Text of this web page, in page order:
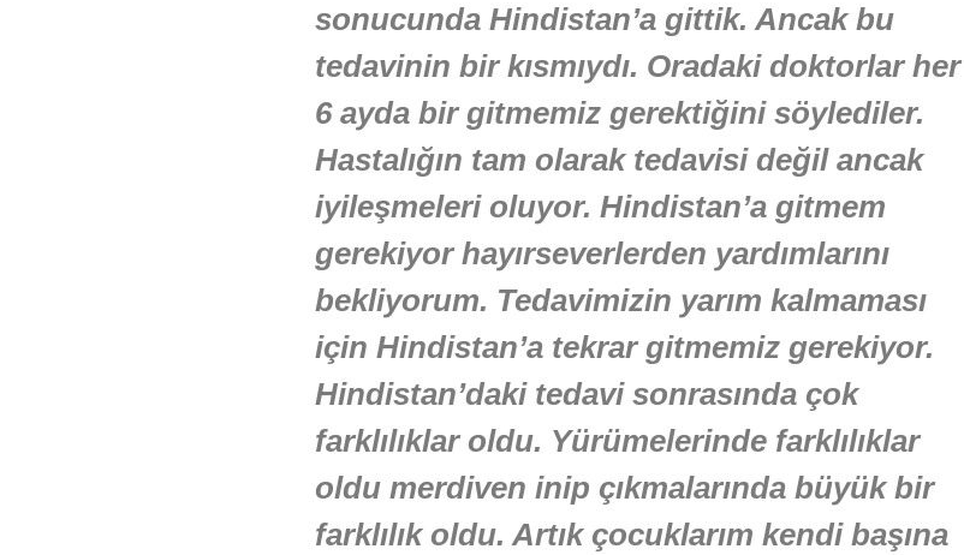
sonucunda Hindistan’a gittik. Ancak bu
tedavinin bir kısmıydı. Oradaki doktorlar her
6 ayda bir gitmemiz gerektiğini söylediler.
Hastalığın tam olarak tedavisi değil ancak
iyileşmeleri oluyor. Hindistan’a gitmem
gerekiyor hayırseverlerden yardımlarını
bekliyorum. Tedavimizin yarım kalmaması
için Hindistan’a tekrar gitmemiz gerekiyor.
Hindistan’daki tedavi sonrasında çok
farklılıklar oldu. Yürümelerinde farklılıklar
oldu merdiven inip çıkmalarında büyük bir
farklılık oldu. Artık çocuklarım kendi başına